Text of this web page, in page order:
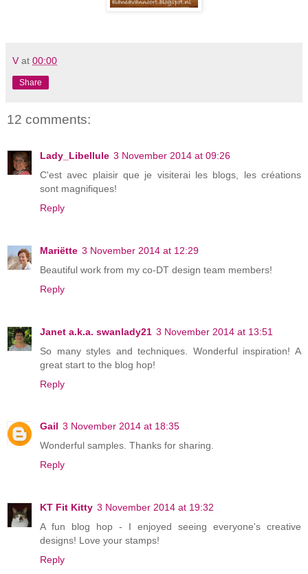
V at 00:00
Share
12 comments:
Lady_Libellule 3 November 2014 at 09:26
C'est avec plaisir que je visiterai les blogs, les créations
sont magnifiques!
Reply
Mariëtte 3 November 2014 at 12:29
Beautiful work from my co-DT design team members!
Reply
Janet a.k.a. swanlady21 3 November 2014 at 13:51
So many styles and techniques. Wonderful inspiration! A
great start to the blog hop!
Reply
Gail 3 November 2014 at 18:35
Wonderful samples. Thanks for sharing.
Reply
KT Fit Kitty 3 November 2014 at 19:32
A fun blog hop - I enjoyed seeing everyone's creative
designs! Love your stamps!
Reply